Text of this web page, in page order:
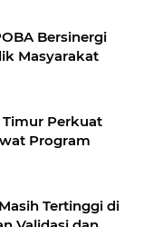
Bersinergi
Masyarakat
Perkuat
Program
Tertinggi di